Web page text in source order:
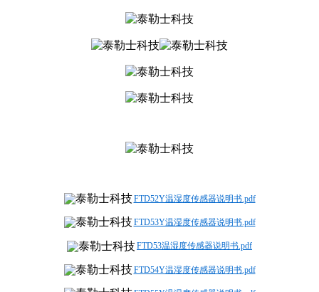
FTD52Y温湿度传感器说明书.pdf
FTD53Y温湿度传感器说明书.pdf
FTD53温湿度传感器说明书.pdf
FTD54Y温湿度传感器说明书.pdf